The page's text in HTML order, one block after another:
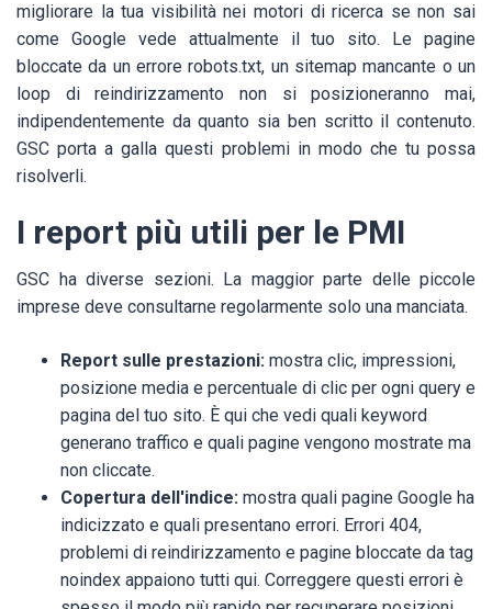
migliorare la tua visibilità nei motori di ricerca se non sai
come Google vede attualmente il tuo sito. Le pagine
bloccate da un errore robots.txt, un sitemap mancante o un
loop di reindirizzamento non si posizioneranno mai,
indipendentemente da quanto sia ben scritto il contenuto.
GSC porta a galla questi problemi in modo che tu possa
risolverli.
I report più utili per le PMI
GSC ha diverse sezioni. La maggior parte delle piccole
imprese deve consultarne regolarmente solo una manciata.
Report sulle prestazioni: mostra clic, impressioni,
posizione media e percentuale di clic per ogni query e
pagina del tuo sito. È qui che vedi quali keyword
generano traffico e quali pagine vengono mostrate ma
non cliccate.
Copertura dell'indice: mostra quali pagine Google ha
indicizzato e quali presentano errori. Errori 404,
problemi di reindirizzamento e pagine bloccate da tag
noindex appaiono tutti qui. Correggere questi errori è